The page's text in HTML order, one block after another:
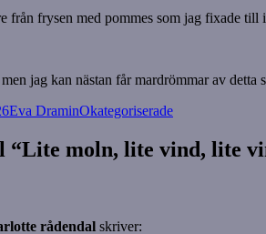
från frysen med pommes som jag fixade
jag kan nästan får mardrömmar av detta
Författare
Eva DraminKategorier
Okategoriserade
“Lite moln, lite vind, lite
rådendal skriver: